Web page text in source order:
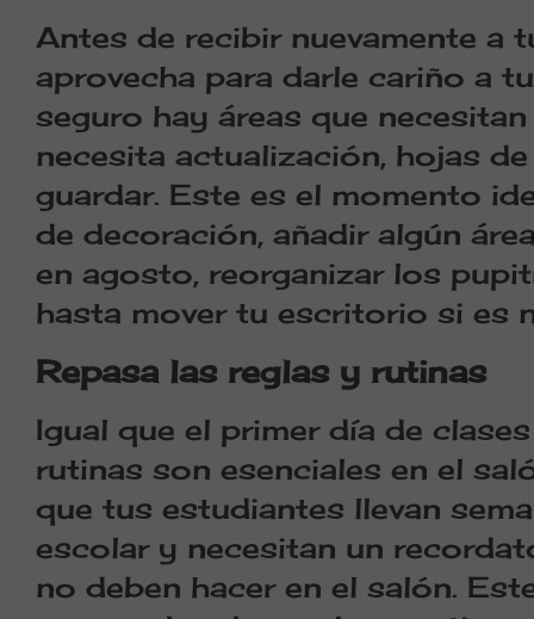
Antes de recibir nuevamente a
aprovecha para darle cariño a
seguro hay áreas que
necesita actualización, hojas
guardar. Este es el momento
de decoración, añadir algún
en agosto, reorganizar los
hasta mover tu escritorio si es
Repasa las reglas y rutinas
Igual que el primer día de
rutinas son esenciales en el
que tus estudiantes llevan
escolar y necesitan un
no deben hacer en el salón.